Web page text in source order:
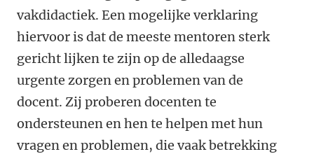
vakdidactiek. Een mogelijke verklaring
hiervoor is dat de meeste mentoren sterk
gericht lijken te zijn op de alledaagse
urgente zorgen en problemen van de
docent. Zij proberen docenten te
ondersteunen en hen te helpen met hun
vragen en problemen, die vaak betrekking